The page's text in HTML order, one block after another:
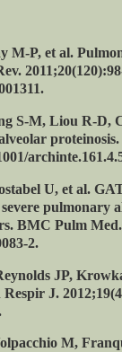
M-P, et al.
S-M, Liou R-D,
U, et al.
pulmonary
BMC Pulm
2.
JP,
J.
M,